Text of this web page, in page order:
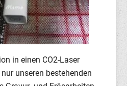
in einen CO2-Laser
unseren bestehenden